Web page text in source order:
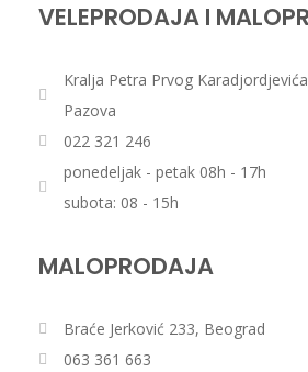
VELEPRODAJA I
Kralja Petra Prvog
Pazova
022 321 246
ponedeljak - petak 08h - 17h
subota: 08 - 15h
MALOPRODAJA
Braće Jerković 233, Beograd
063 361 663